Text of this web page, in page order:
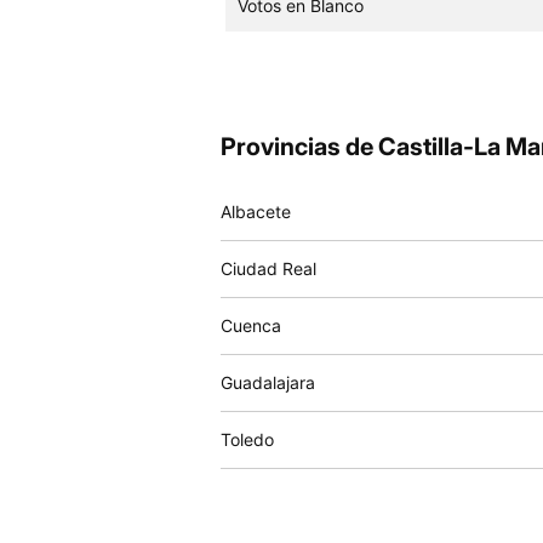
Votos en Blanco
Provincias de Castilla-La
Albacete
Ciudad Real
Cuenca
Guadalajara
Toledo